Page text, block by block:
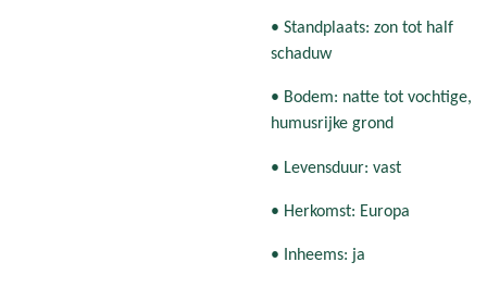
• Standplaats: zon tot half
schaduw
• Bodem: natte tot vochtige,
humusrijke grond
• Levensduur: vast
• Herkomst: Europa
• Inheems: ja